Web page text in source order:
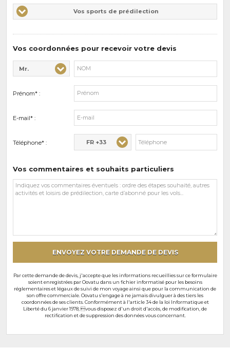
d'intérêts
Vos
sports
Vos sports de prédilection
Vos coordonnées pour recevoir votre devis
Civilité* :
Mr.
Nom* :
Prénom* :
E-mail* :
Téléphone* : FR +33
Vos commentaires et souhaits particuliers
Vos
commentaires
ENVOYEZ VOTRE DEMANDE DE DEVIS
Par cette demande de devis, j'accepte que les informations recueillies sur ce formulaire
soient enregistrées par Oovatu dans un fichier informatisé pour les besoins
réglementaires et légaux de suivi de mon voyage ainsi que pour la communication de
son offre commerciale. Oovatu s'engage à ne jamais divulguer à des tiers les
coordonnées de ses clients. Conformément à l'article 34 de la loi Informatique et
Liberté du 6 janvier 1978, vous disposez d'un droit d'accès, de modification, de
rectification et de suppression des données vous concernant.